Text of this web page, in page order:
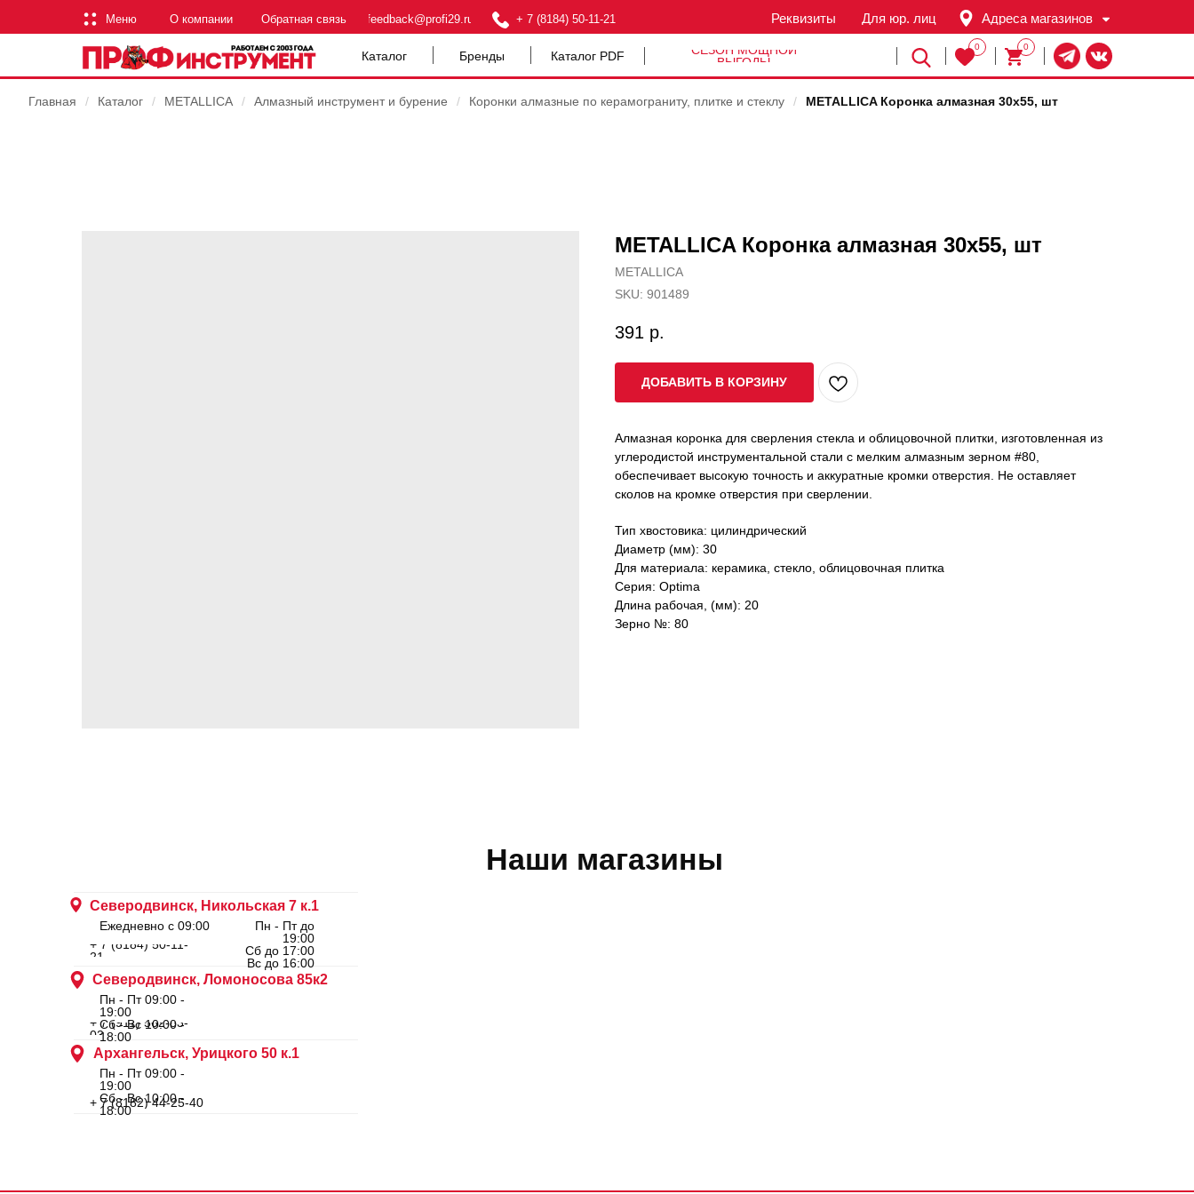
Меню + 7 (8184) 50-11-21
Обратная связь feedback@profi29.ru Для юр. лиц
Реквизиты
О компании
Каталог
Адреса магазинов
0
0
Бренды Каталог PDF
СЕЗОН МОЩНОЙ
ВЫГОДЫ
Главная / Каталог / METALLICA / Алмазный инструмент и бурение / Коронки алмазные по керамограниту, плитке и стеклу / METALLICA Коронка алмазная 30х55, шт
METALLICA Коронка алмазная 30х55, шт
METALLICA
SKU: 901489
391 р.
ДОБАВИТЬ В КОРЗИНУ
Алмазная коронка для сверления стекла и облицовочной плитки, изготовленная из
углеродистой инструментальной стали с мелким алмазным зерном #80,
обеспечивает высокую точность и аккуратные кромки отверстия. Не оставляет
сколов на кромке отверстия при сверлении.
Тип хвостовика: цилиндрический
Диаметр (мм): 30
Для материала: керамика, стекло, облицовочная плитка
Серия: Optima
Длина рабочая, (мм): 20
Зерно №: 80
Наши магазины
Архангельск, Урицкого 50 к.1
Северодвинск, Ломоносова 85к2
Северодвинск, Никольская 7 к.1
Ежедневно с 09:00
Пн - Пт до
19:00
Сб до 17:00
Вс до 16:00
Пн - Пт 09:00 -
19:00
Сб - Вс 10:00 -
18:00
Пн - Пт 09:00 -
19:00
Сб - Вс 10:00 -
18:00
+ 7 (8184) 50-11-
21
+ 7 (911) 562-83-
03
+ 7 (8182) 44-25-40